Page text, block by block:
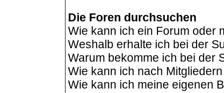
Die Foren durchsuchen
Wie kann ich ein Forum oder
Weshalb erhalte ich bei der
Warum bekomme ich bei der
Wie kann ich nach
Wie kann ich meine eigenen